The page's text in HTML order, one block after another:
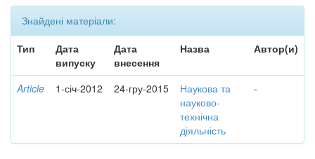
Знайдені матеріали:
Тип
Дата
випуску
Дата
внесення
Назва Автор(и)
Article 1-січ-2012 24-гру-2015
Наукова та
науково-
технічна
діяльність
-